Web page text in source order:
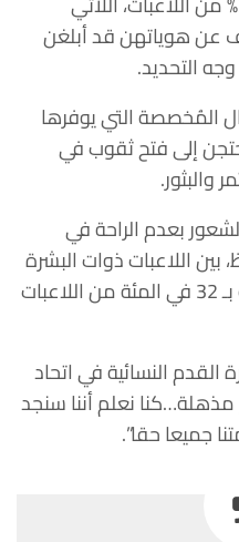
عن هوياتهن قد أبلغن
التحديد.
المُخصصة التي يوفرها
إلى فتح ثقوب في
والبثور.
بعدم الراحة في
اللاعبات ذوات البشرة
السوداء (48 في المئة)، مقارنة بـ 32 في المئة من اللاعبات
القدم النسائية في اتحاد
مذهلة…كنا نعلم أننا سنجد
جميعا حقا”.